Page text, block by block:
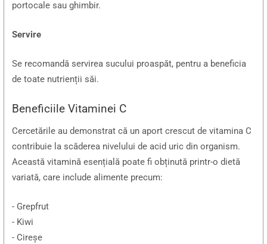
portocale sau ghimbir.
Servire
Se recomandă servirea sucului proaspăt, pentru a beneficia
de toate nutrienții săi.
Beneficiile Vitaminei C
Cercetările au demonstrat că un aport crescut de vitamina C
contribuie la scăderea nivelului de acid uric din organism.
Această vitamină esențială poate fi obținută printr-o dietă
variată, care include alimente precum:
- Grepfrut
- Kiwi
- Cireșe